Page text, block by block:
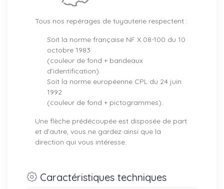
Tous nos repérages de tuyauterie respectent :
Soit la norme française NF X 08-100 du 10
octobre 1983
(couleur de fond + bandeaux
d’identification).
Soit la norme européenne CPL du 24 juin
1992
(couleur de fond + pictogrammes).
Une flèche prédécoupée est disposée de part
et d’autre, vous ne gardez ainsi que la
direction qui vous intéresse.
Caractéristiques techniques